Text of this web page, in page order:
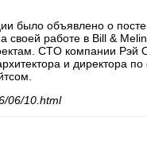
было объявлено о
своей работе в Bill &
CTO компании
и директора
06/10.html